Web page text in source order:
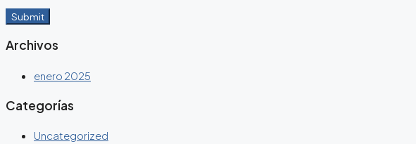
Submit
Archivos
enero 2025
Categorías
Uncategorized